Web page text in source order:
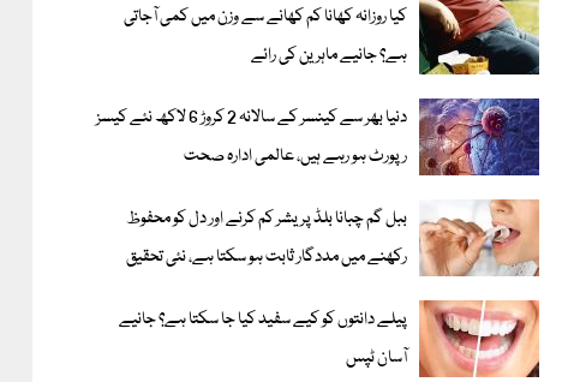
کیا روزانہ کھانا کم کھانے سے وزن میں کمی آجاتی
ہے؟ جانیے ماہرین کی رائے
دنیا بھر سے کینسر کے سالانہ 2 کروڑ 6 لاکھ نئے کیسز
رپورٹ ہو رہے ہیں، عالمی ادارہ صحت
ببل گم چبانا بلڈ پریشر کم کرنے اور دل کو محفوظ
رکھنے میں مددگار ثابت ہو سکتا ہے، نئی تحقیق
پیلے دانتوں کو کیے سفید کیا جا سکتا ہے؟ جانیے
آسان ٹپس